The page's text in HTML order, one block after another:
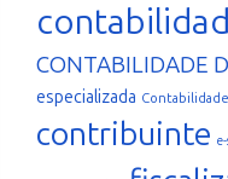
CONTABILIDADE
especializada
contribuinte